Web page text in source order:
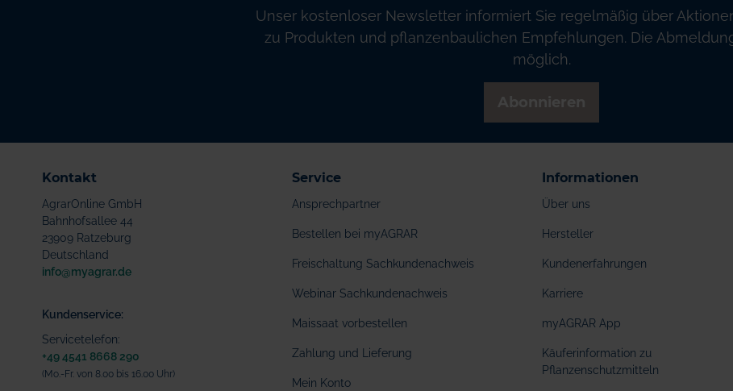
Unser kostenloser Newsletter informiert Sie regelmäßig über
zu Produkten und pflanzenbaulichen Empfehlungen. Die
möglich.
Kontakt
AgrarOnline GmbH
Bahnhofsallee 44
23909 Ratzeburg
Deutschland
info@myagrar.de
Kundenservice:
Servicetelefon:
+49 4541 8668 290
(Mo.-Fr. von 8.00 bis 16.00 Uhr)
Service
Ansprechpartner
Bestellen bei myAGRAR
Freischaltung Sachkundenachweis
Webinar Sachkundenachweis
Maissaat vorbestellen
Zahlung und Lieferung
Mein Konto
Informationen
Über uns
Hersteller
Kundenerfahrungen
Karriere
myAGRAR App
Käuferinformation zu
Pflanzenschutzmitteln